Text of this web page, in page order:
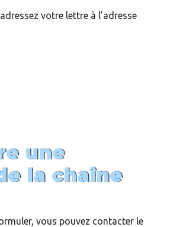
votre lettre à l’adresse
une
la chaîne
vous pouvez contacter le